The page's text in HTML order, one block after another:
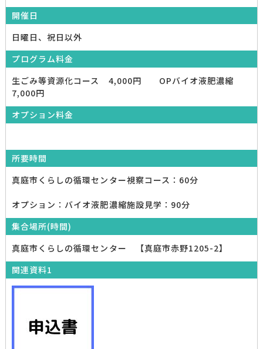
開催日
日曜日、祝日以外
プログラム料金
生ごみ等資源化コース 4,000円 OPバイオ液肥濃縮
7,000円
オプション料金
所要時間
真庭市くらしの循環センター視察コース：60分
オプション：バイオ液肥濃縮施設見学：90分
集合場所(時間)
真庭市くらしの循環センター 【真庭市赤野1205-2】
関連資料1